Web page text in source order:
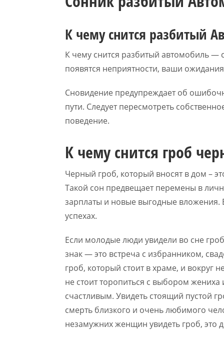
К чему снится разбитый
К чему снится разбитый автомобиль —
появятся неприятности, ваши
Сновидение предупреждает об
пути. Следует пересмотреть
поведение.
К чему снится гроб
Черный гроб, который вносят в дом –
Такой сон предвещает перемены в
зарплаты и новые выгодные вложения.
успехах.
Если молодые люди увидели во сне
знак — это встреча с избранником,
гроб, который стоит в храме, и вокруг
не стоит торопиться с выбором
счастливым. Увидеть стоящий пустой
смерть близкого и очень любимого
незамужних женщин увидеть гроб, это